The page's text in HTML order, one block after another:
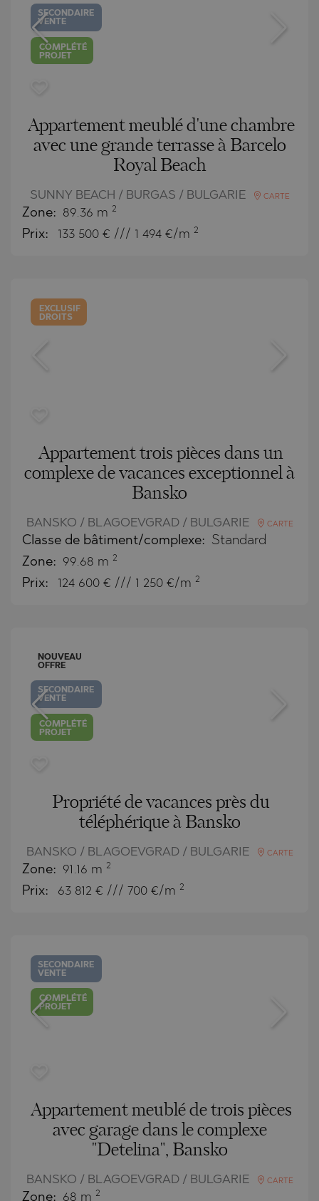
SECONDAIRE
VENTE
COMPLÉTÉ
PROJET
Appartement meublé d'une chambre
avec une grande terrasse à Barcelo
Royal Beach
SUNNY BEACH / BURGAS / BULGARIE CARTE
Zone: 89.36 m 2
Prix: 133 500 € /// 1 494 €/m 2
EXCLUSIF
DROITS
Appartement trois pièces dans un
complexe de vacances exceptionnel à
Bansko
BANSKO / BLAGOEVGRAD / BULGARIE CARTE
Classe de bâtiment/complexe: Standard
Zone: 99.68 m 2
Prix: 124 600 € /// 1 250 €/m 2
NOUVEAU
OFFRE
SECONDAIRE
VENTE
COMPLÉTÉ
PROJET
Propriété de vacances près du
téléphérique à Bansko
BANSKO / BLAGOEVGRAD / BULGARIE CARTE
Zone: 91.16 m 2
Prix: 63 812 € /// 700 €/m 2
SECONDAIRE
VENTE
COMPLÉTÉ
PROJET
Appartement meublé de trois pièces
avec garage dans le complexe
"Detelina", Bansko
BANSKO / BLAGOEVGRAD / BULGARIE CARTE
Zone: 68 m 2